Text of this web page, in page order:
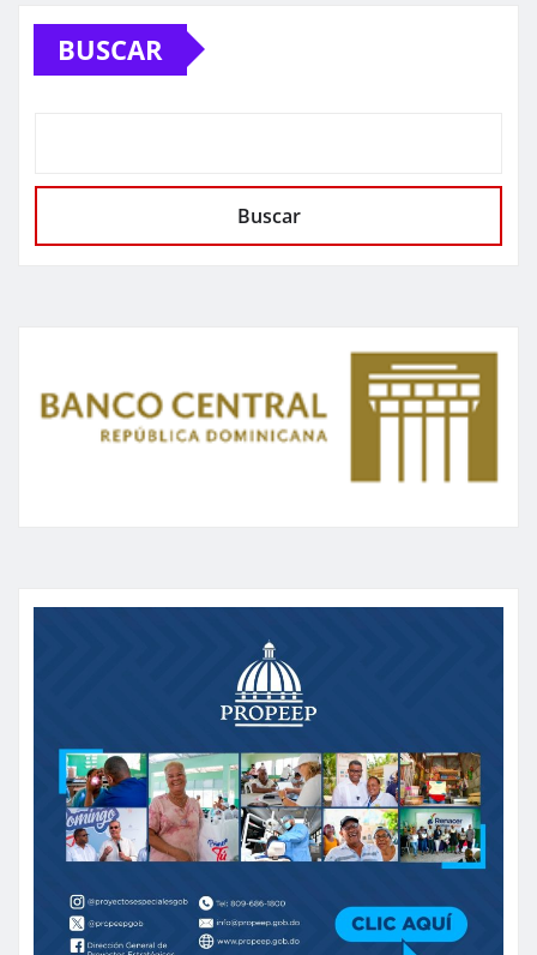
BUSCAR
Buscar